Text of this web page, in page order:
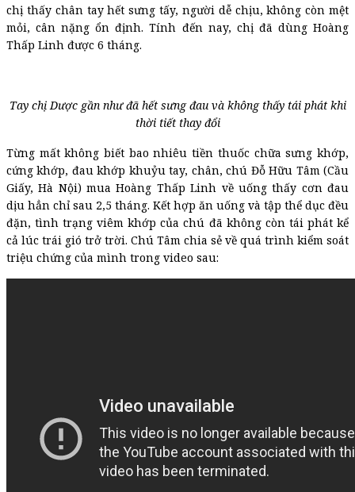
chị thấy chân tay hết sưng tấy, người dễ chịu, không còn mệt
mỏi, cân nặng ổn định. Tính đến nay, chị đã dùng Hoàng
Thấp Linh được 6 tháng.
Tay chị Dược gần như đã hết sưng đau và không thấy tái phát khi
thời tiết thay đổi
Từng mất không biết bao nhiêu tiền thuốc chữa sưng khớp,
cứng khớp, đau khớp khuỷu tay, chân, chú Đỗ Hữu Tâm (Cầu
Giấy, Hà Nội) mua Hoàng Thấp Linh về uống thấy cơn đau
dịu hẳn chỉ sau 2,5 tháng. Kết hợp ăn uống và tập thể dục đều
đặn, tình trạng viêm khớp của chú đã không còn tái phát kể
cả lúc trái gió trở trời. Chú Tâm chia sẻ về quá trình kiểm soát
triệu chứng của mình trong video sau: